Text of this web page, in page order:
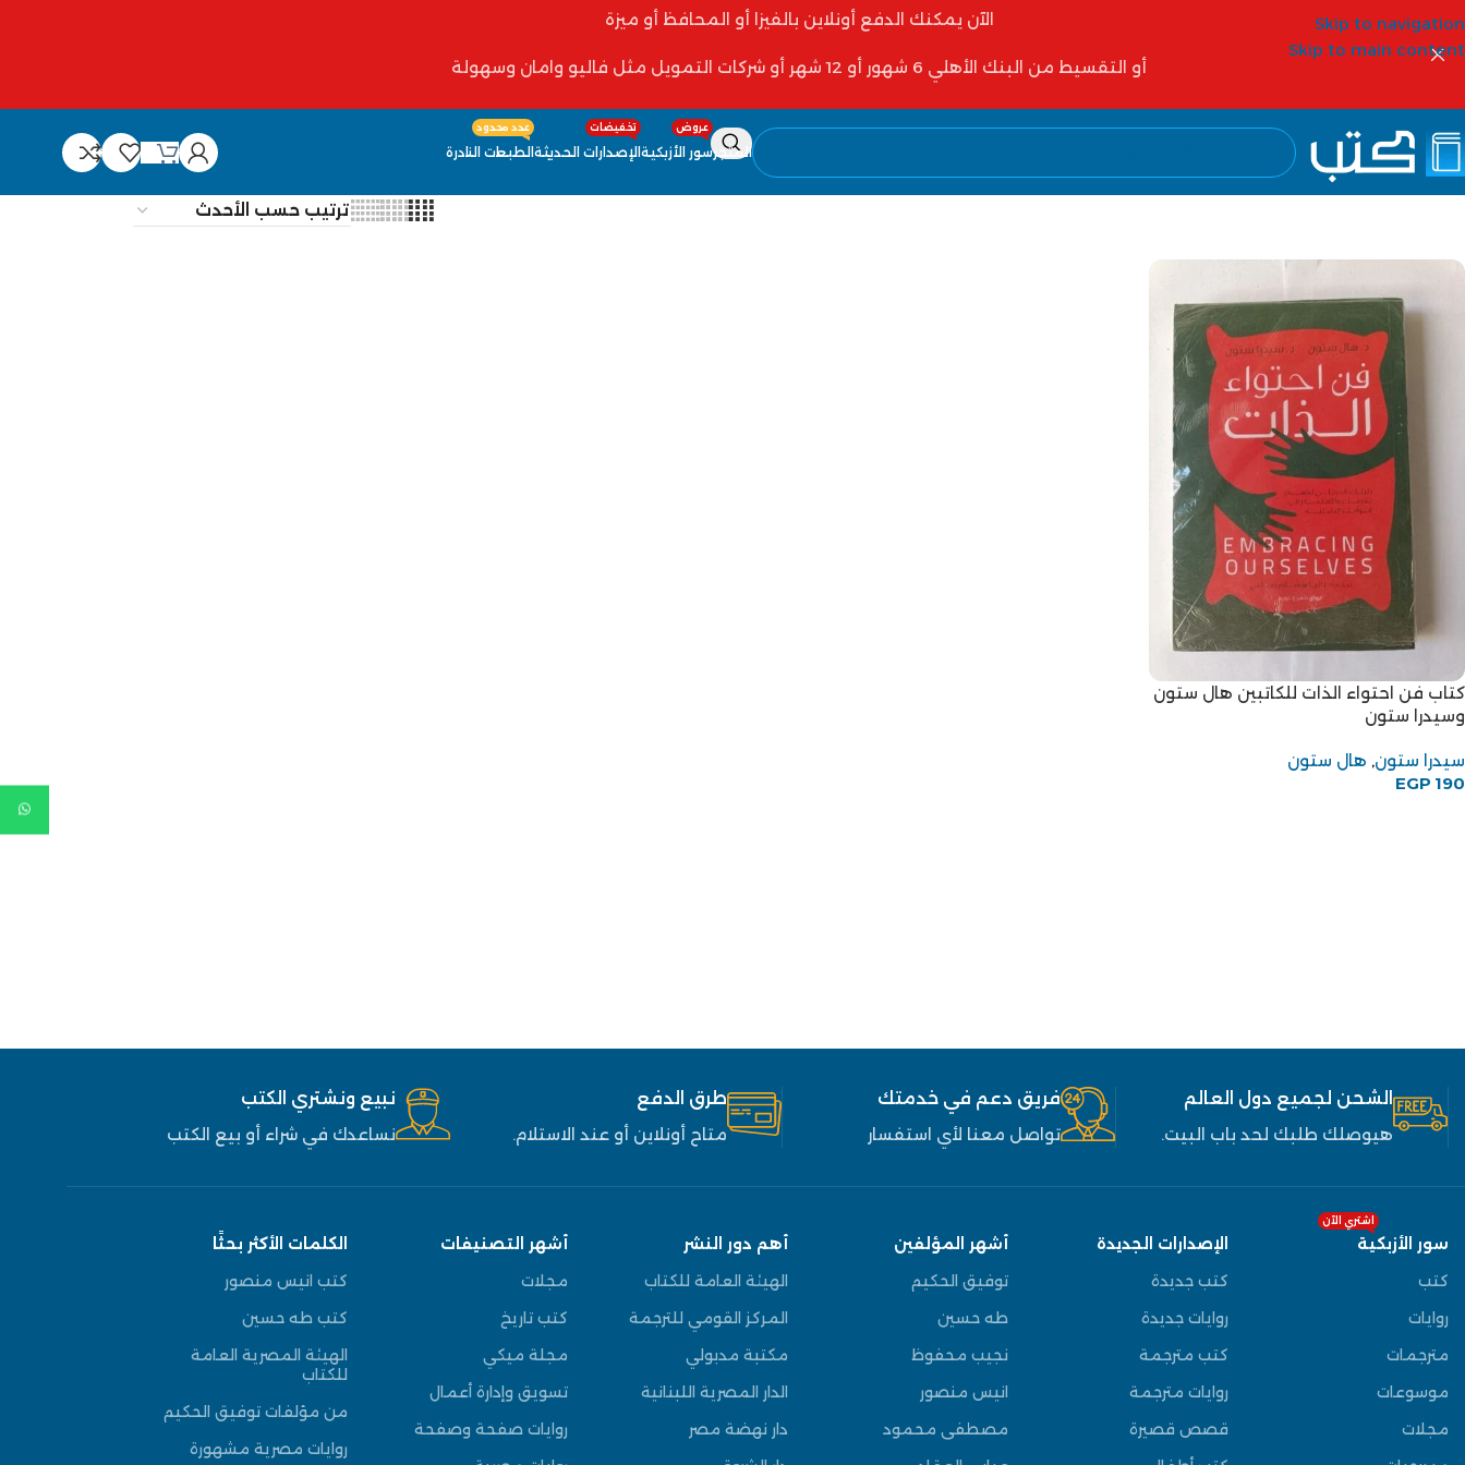
Skip to navigation
Skip to main content
الآن يمكنك الدفع أونلاين بالفيزا أو المحافظ أو ميزة
أو التقسيط من البنك الأهلي 6 شهور أو 12 شهر أو شركات التمويل مثل فاليو وامان وسهولة
المتجرسور الأزبكية
عروض
الإصدارات الحديثة
تخفيضات
الطبعات النادرة
عدد محدود
كتاب فن احتواء الذات للكاتبين هال ستون
وسيدرا ستون
سيدرا ستون, هال ستون
EGP 190
الشحن لجميع دول العالم
هيوصلك طلبك لحد باب البيت.
فريق دعم في خدمتك
تواصل معنا لأي استفسار
طرق الدفع
متاح أونلاين أو عند الاستلام.
نبيع ونشتري الكتب
نساعدك في شراء أو بيع الكتب
سور الأزبكية
اشتري الآن
كتب
روايات
مترجمات
موسوعات
مجلات
الإصدارات الجديدة
كتب جديدة
روايات جديدة
كتب مترجمة
روايات مترجمة
قصص قصيرة
أشهر المؤلفين
توفيق الحكيم
طه حسين
نجيب محفوظ
انيس منصور
مصطفى محمود
أهم دور النشر
الهيئة العامة للكتاب
المركز القومي للترجمة
مكتبة مدبولي
الدار المصرية اللبنانية
دار نهضة مصر
أشهر التصنيفات
مجلات
كتب تاريخ
مجلة ميكي
تسويق وإدارة أعمال
روايات صفحة وصفحة
الكلمات الأكثر بحثًا
كتب انيس منصور
كتب طه حسين
الهيئة المصرية العامة
للكتاب
من مؤلفات توفيق الحكيم
روايات مصرية مشهورة